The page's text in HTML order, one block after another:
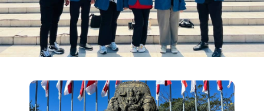
Universitas Airlangga